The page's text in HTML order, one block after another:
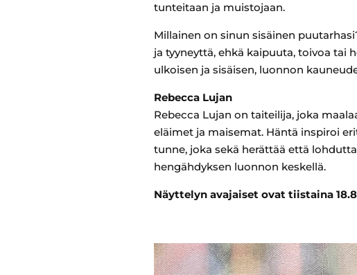
tunteitaan ja muistojaan.
Millainen on sinun sisäinen
ja tyyneyttä, ehkä kaipuuta, toivoa tai
ulkoisen ja sisäisen, luonnon
Rebecca Lujan
Rebecca Lujan on taiteilija, joka
eläimet ja maisemat. Häntä inspiroi
tunne, joka sekä herättää että
hengähdyksen luonnon keskellä.
Näyttelyn avajaiset ovat tiistaina